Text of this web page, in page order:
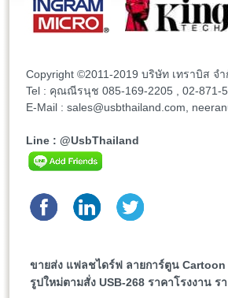
Copyright ©2011-2019 บริษัท เทราบิส จำ
Tel : คุณณีรนุช 085-169-2205 , 02-871-
E-Mail : sales@usbthailand.com,
Line : @UsbThailand
ขายส่ง แฟลชไดร์ฟ ลายการ์ตูน
รูปใหม่ตามสั่ง USB-268 ราคาโรงงาน ร